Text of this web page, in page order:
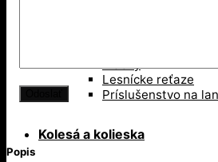
Kladky
Lesnícke reťaze
Príslušenstvo na
Kolesá a kolieska
Popis